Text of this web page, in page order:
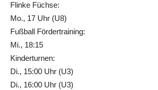
Flinke Füchse:
Mo., 17 Uhr (U8)
Fußball Fördertraining:
Mi., 18:15
Kinderturnen:
Di., 15:00 Uhr (U3)
Di., 16:00 Uhr (U3)